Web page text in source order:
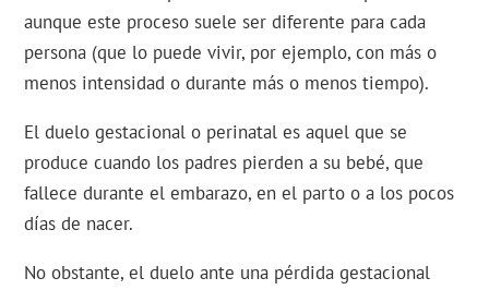
aunque este proceso suele ser diferente para cada
persona (que lo puede vivir, por ejemplo, con más o
menos intensidad o durante más o menos tiempo).
El duelo gestacional o perinatal es aquel que se
produce cuando los padres pierden a su bebé, que
fallece durante el embarazo, en el parto o a los pocos
días de nacer.
No obstante, el duelo ante una pérdida gestacional